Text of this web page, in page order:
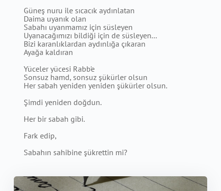
Güneş nuru ile sıcacık aydınlatan
Daima uyanık olan
Sabahı uyanmamız için süsleyen
Uyanacağımızı bildiği için de süsleyen...
Bizi karanlıklardan aydınlığa çıkaran
Ayağa kaldıran
Yüceler yücesi Rabb'e
Sonsuz hamd, sonsuz şükürler olsun
Her sabah yeniden yeniden şükürler olsun.
Şimdi yeniden doğdun.
Her bir sabah gibi.
Fark edip,
Sabahın sahibine şükrettin mi?